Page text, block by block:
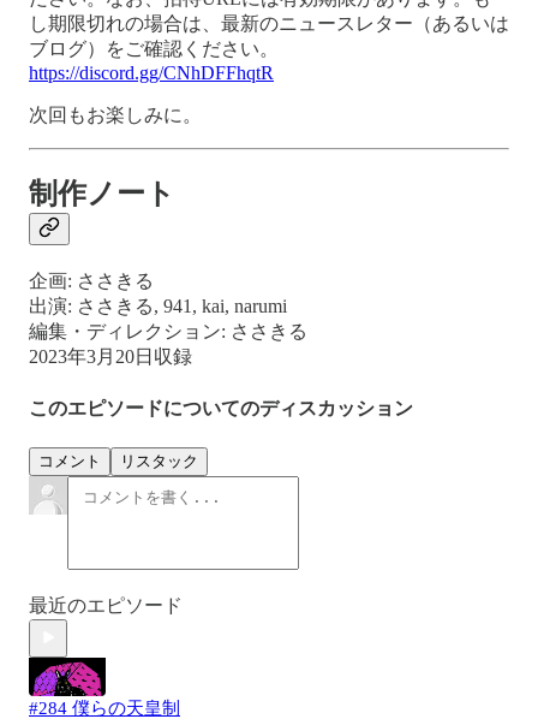
し期限切れの場合は、最新のニュースレター（あるいは
ブログ）をご確認ください。
https://discord.gg/CNhDFFhqtR
次回もお楽しみに。
制作ノート
企画: ささきる
出演: ささきる, 941, kai, narumi
編集・ディレクション: ささきる
2023年3月20日収録
このエピソードについてのディスカッション
コメント リスタック
最近のエピソード
#284 僕らの天皇制